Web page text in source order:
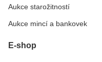
Aukce starožitností
Aukce mincí a bankovek
E-shop